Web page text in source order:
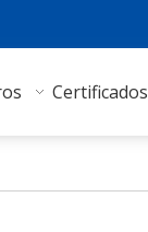
Certificados